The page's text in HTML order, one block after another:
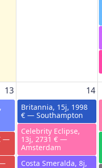
13
—
14
Britannia, 15j, 1998
€ — Southampton
Celebrity Eclipse,
13j, 2731 € —
Amsterdam
Costa Smeralda, 8j,